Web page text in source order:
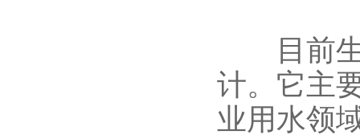
目前生
计。它主
业用水领